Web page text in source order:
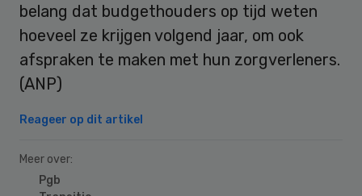
belang dat budgethouders op tijd weten
hoeveel ze krijgen volgend jaar, om ook
afspraken te maken met hun zorgverleners.
(ANP)
Reageer op dit artikel
Meer over:
Pgb